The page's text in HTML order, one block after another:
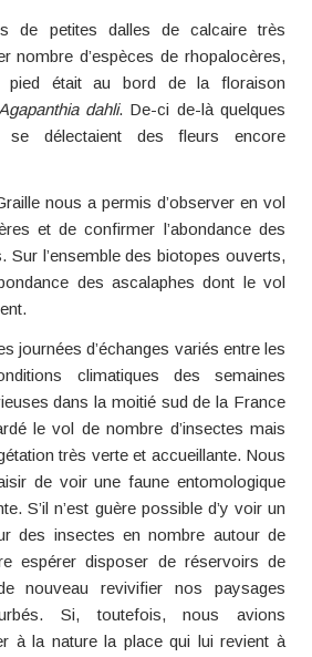
de petites dalles de calcaire très
nombre d’espèces de rhopalocères,
était au bord de la floraison
Agapanthia dahli. De-ci de-là quelques
délectaient des fleurs encore
nous a permis d’observer en vol
et de confirmer l’abondance des
Sur l’ensemble des biotopes ouverts,
des ascalaphes dont le vol
journées d’échanges variés entre les
climatiques des semaines
dans la moitié sud de la France
le vol de nombre d’insectes mais
très verte et accueillante. Nous
de voir une faune entomologique
S’il n’est guère possible d’y voir un
des insectes en nombre autour de
espérer disposer de réservoirs de
nouveau revivifier nos paysages
Si, toutefois, nous avions
à la nature la place qui lui revient à